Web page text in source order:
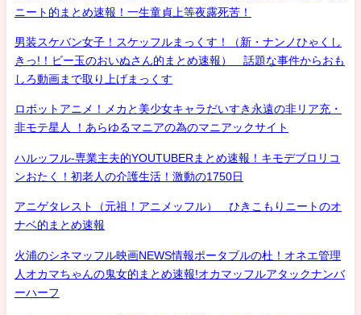
ニート的まとめ速報！一生童貞上等夜露死苦！
男装スケバン女子！スケッフルまっくす！（新・ナンノひゃくし
きっ!！ビー玉のおいぬさん的まとめ速報） 話題な事件からおも
しろ動画まで取り上げまっくす
ロボットアニメ！メカと美少女キャラだいすき永遠の非リア充・
非モテ星人 ！あらゆるマニアの為のマニアックサイト
ハルッフル-専業主夫的YOUTUBERまとめ速報！キモデブロリコ
ンおたく！初老人の介護生活！激動の1750日
アニゲタレスト（元祖！アニメッフル） ひきこもりニートのオ
ナベ的まとめ速報
火浦のシネマッフル映画NEWS情報ポータブルの杜！オネエ管理
人オカマちゃんの鬼女的まとめ速報!オカマッフルアタックナンバ
ーハーフ